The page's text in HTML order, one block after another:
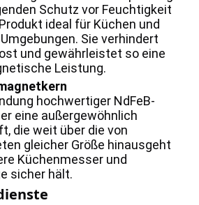
Schutz vor Feuchtigkeit
ideal für Küchen und
Sie verhindert
und gewährleistet so eine
Leistung.
hochwertiger NdFeB-
eine außergewöhnlich
die weit über die von
gleicher Größe hinausgeht
Küchenmesser und
sicher hält.